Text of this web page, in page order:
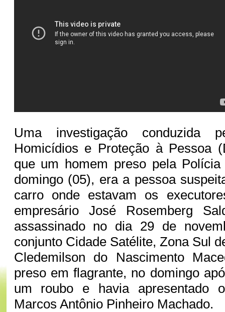
Uma investigação conduzida
Homicídios e Proteção à Pessoa
que um homem preso pela
domingo (05), era a pessoa
carro onde estavam os
empresário José Rosemberg
assassinado no dia 29 de
conjunto Cidade Satélite, Zona Sul
Cledemilson do Nascimento
preso em flagrante, no domingo
um roubo e havia apresentado
Marcos Antônio Pinheiro Machado.